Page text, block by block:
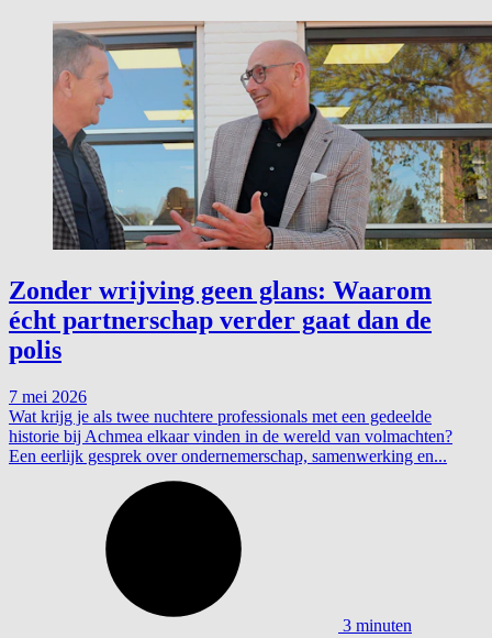
Zonder wrijving geen glans: Waarom
écht partnerschap verder gaat dan de
polis
7 mei 2026
Wat krijg je als twee nuchtere professionals met een gedeelde
historie bij Achmea elkaar vinden in de wereld van volmachten?
Een eerlijk gesprek over ondernemerschap, samenwerking en...
3 minuten